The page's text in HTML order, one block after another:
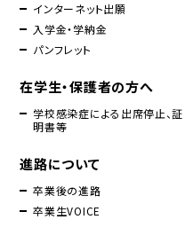
インターネット出願
入学金・学納金
パンフレット
在学生・保護者の方へ
学校感染症による出席停止、証
明書等
進路について
卒業後の進路
卒業生VOICE